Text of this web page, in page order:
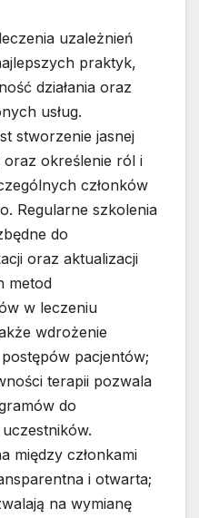
uzależnień
praktyk,
działania oraz
usług.
stworzenie jasnej
określenie ról i
członków
Regularne szkolenia
do
oraz aktualizacji
metod
w leczeniu
wdrożenie
pacjentów;
terapii pozwala
do
między członkami
i otwarta;
na wymianę